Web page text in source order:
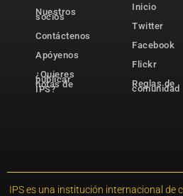
Nuestros
socios
Contáctenos
Apóyenos
¿Quieres
publicar
notas de
IPS?
Inicio
Twitter
Facebook
Flickr
Reglas de
comunidad
IPS es una institución internacional de